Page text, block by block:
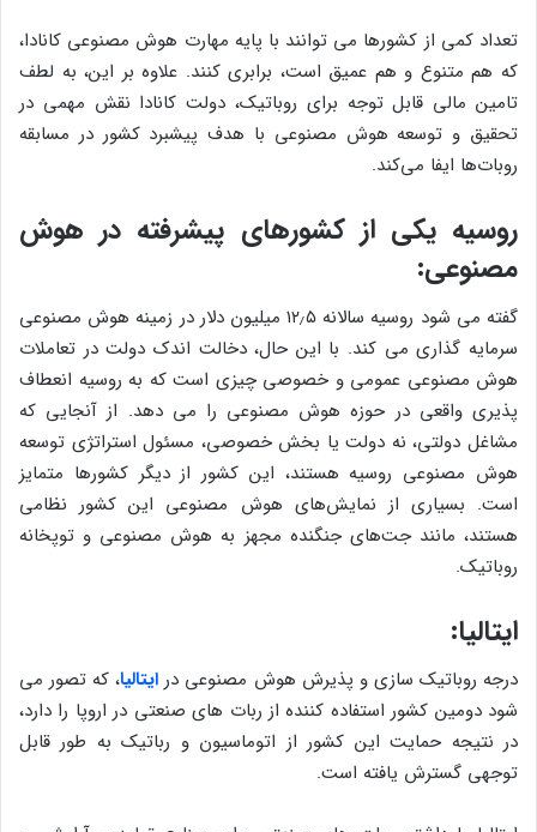
تعداد کمی از کشورها می توانند با پایه مهارت هوش مصنوعی کانادا،
که هم متنوع و هم عمیق است، برابری کنند. علاوه بر این، به لطف
تامین مالی قابل توجه برای روباتیک، دولت کانادا نقش مهمی در
تحقیق و توسعه هوش مصنوعی با هدف پیشبرد کشور در مسابقه
روبات‌ها ایفا می‌کند.
روسیه یکی از کشورهای پیشرفته در هوش
مصنوعی:
گفته می شود روسیه سالانه ۱۲٫۵ میلیون دلار در زمینه هوش مصنوعی
سرمایه گذاری می کند. با این حال، دخالت اندک دولت در تعاملات
هوش مصنوعی عمومی و خصوصی چیزی است که به روسیه انعطاف
پذیری واقعی در حوزه هوش مصنوعی را می دهد. از آنجایی که
مشاغل دولتی، نه دولت یا بخش خصوصی، مسئول استراتژی توسعه
هوش مصنوعی روسیه هستند، این کشور از دیگر کشورها متمایز
است. بسیاری از نمایش‌های هوش مصنوعی این کشور نظامی
هستند، مانند جت‌های جنگنده مجهز به هوش مصنوعی و توپخانه
روباتیک.
ایتالیا:
درجه روباتیک سازی و پذیرش هوش مصنوعی در ایتالیا، که تصور می
شود دومین کشور استفاده کننده از ربات های صنعتی در اروپا را دارد،
در نتیجه حمایت این کشور از اتوماسیون و رباتیک به طور قابل
توجهی گسترش یافته است.